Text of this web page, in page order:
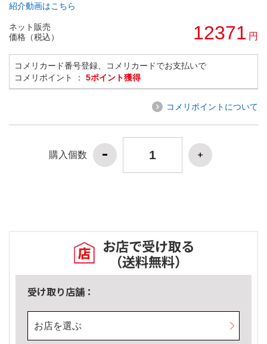
紹介動画はこちら
ネット販売
価格（税込）
12371 円
コメリカード番号登録、コメリカードでお支払いで
コメリポイント ： 5ポイント獲得
コメリポイントについて
購入個数
お店で受け取る
（送料無料）
受け取り店舗：
お店を選ぶ